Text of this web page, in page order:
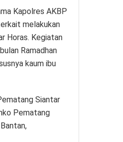
Kapolres AKBP
melakukan
Horas. Kegiatan
Ramadhan
kaum ibu
Siantar
Pematang